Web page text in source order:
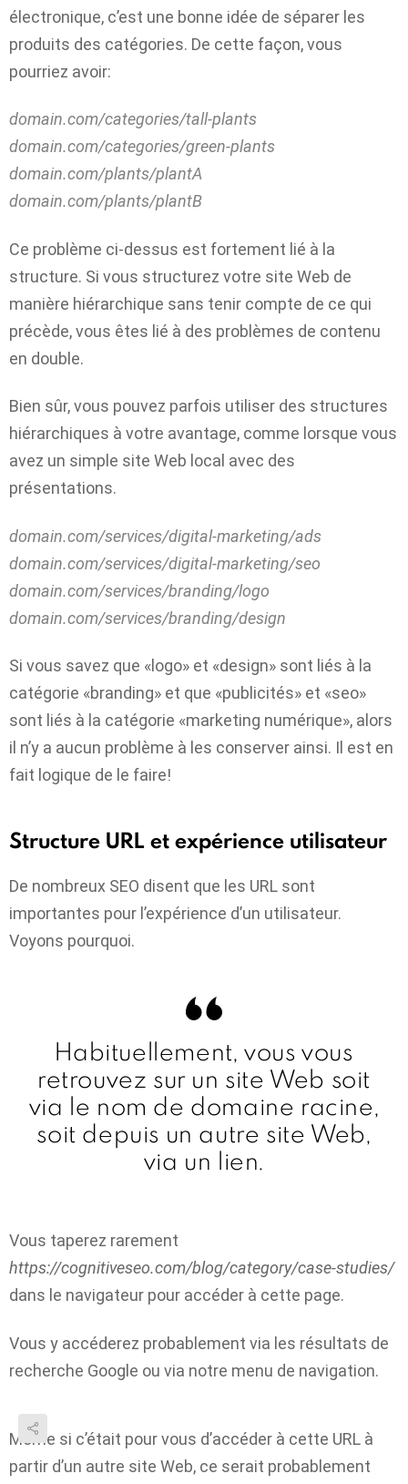
électronique, c’est une bonne idée de séparer les
produits des catégories. De cette façon, vous
pourriez avoir:
domain.com/categories/tall-plants
domain.com/categories/green-plants
domain.com/plants/plantA
domain.com/plants/plantB
Ce problème ci-dessus est fortement lié à la
structure. Si vous structurez votre site Web de
manière hiérarchique sans tenir compte de ce qui
précède, vous êtes lié à des problèmes de contenu
en double.
Bien sûr, vous pouvez parfois utiliser des structures
hiérarchiques à votre avantage, comme lorsque vous
avez un simple site Web local avec des
présentations.
domain.com/services/digital-marketing/ads
domain.com/services/digital-marketing/seo
domain.com/services/branding/logo
domain.com/services/branding/design
Si vous savez que «logo» et «design» sont liés à la
catégorie «branding» et que «publicités» et «seo»
sont liés à la catégorie «marketing numérique», alors
il n’y a aucun problème à les conserver ainsi. Il est en
fait logique de le faire!
Structure URL et expérience utilisateur
De nombreux SEO disent que les URL sont
importantes pour l’expérience d’un utilisateur.
Voyons pourquoi.
Habituellement, vous vous
retrouvez sur un site Web soit
via le nom de domaine racine,
soit depuis un autre site Web,
via un lien.
Vous taperez rarement
https://cognitiveseo.com/blog/category/case-studies/
dans le navigateur pour accéder à cette page.
Vous y accéderez probablement via les résultats de
recherche Google ou via notre menu de navigation.
Même si c’était pour vous d’accéder à cette URL à
partir d’un autre site Web, ce serait probablement